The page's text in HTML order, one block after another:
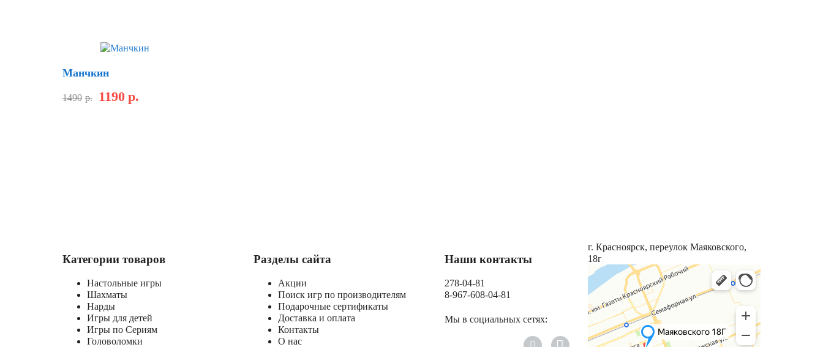
Манчкин
1490 р. 1190 р.
Категории товаров
Настольные игры
Шахматы
Нарды
Игры для детей
Игры по Сериям
Головоломки
Разделы сайта
Акции
Поиск игр по производителям
Подарочные сертификаты
Доставка и оплата
Контакты
О нас
Наши контакты
278-04-81
8-967-608-04-81
Мы в социальных сетях:
г. Красноярск, переулок Маяковского,
18г